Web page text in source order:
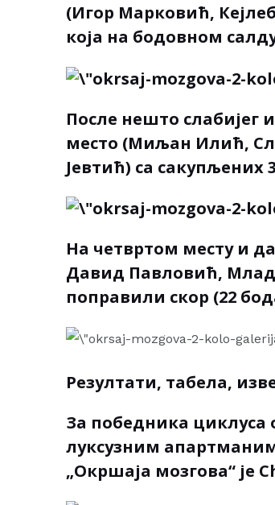
(Игор Марковић,
која на бодовном
После нешто слабијег
место (Миљан Илић,
Јевтић) са сакупљених
На четвртом месту и
Давид Павловић,
поправили скор (22
Резултати, табела,
За победника циклуса
луксузним
„Окршаја мозгова“ је